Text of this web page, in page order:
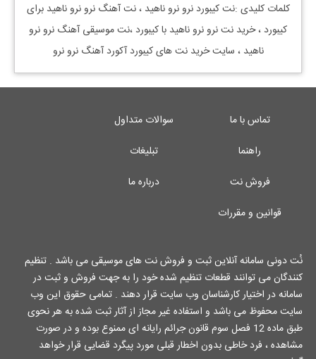
کلمات کلیدی :نت کیبورد نرو نرو ناهید ، نت آهنگ نرو نرو ناهید برای
کیبورد ، خرید نتنرو نرو ناهید با کیبورد ،نت موسیقی آهنگ نرو نرو
ناهید ، سایت خرید نت های کیبورد آکورد آهنگ نرو نرو
تماس با ما
سوالات متداول
راهنما
تبلیغات
فروش نت
درباره ما
قوانین و مقررات
نُت دونی سامانه آنلاین ثبت و فروش نت های موسیقی می باشد . تنظیم
کنندگان می توانند قطعات تنظیم شده خود را به جهت فروش و ثبت در
سامانه در اختیار کارشناسان وب سایت قرار دهند . تمامی حقوق این وب
سایت محفوظ می باشد و استفاده غیر مجاز از آثار ثبت شده به هر نحوی
طبق ماده 12 فصل سوم قانون جرائم رایانه ای ممنوع بوده و در صورت
مشاهده ، فرد خاطی بدون اخطار قبلی مورد پیگرد قضایی قرار خواهد